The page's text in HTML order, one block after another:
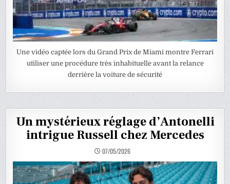
Une vidéo captée lors du Grand Prix de Miami montre Ferrari
utiliser une procédure très inhabituelle avant la relance
derrière la voiture de sécurité
Un mystérieux réglage d’Antonelli
intrigue Russell chez Mercedes
07/05/2026